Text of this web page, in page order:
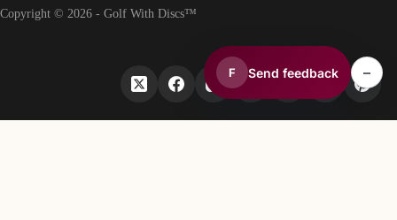
Copyright © 2026 - Golf With Discs™
F Send feedback –